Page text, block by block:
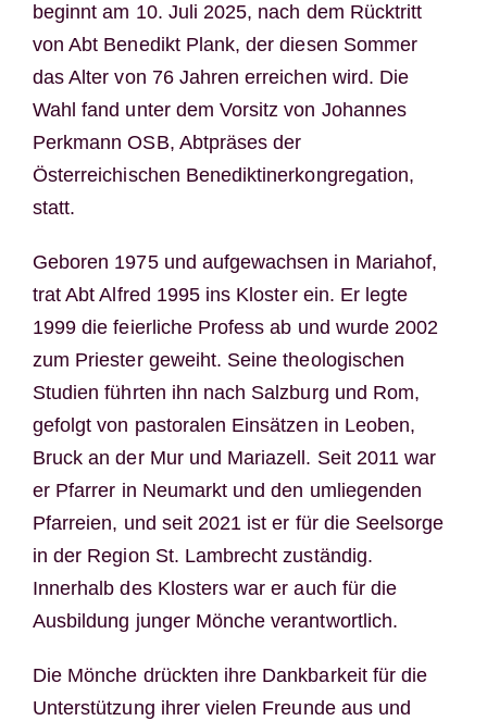
beginnt am 10. Juli 2025, nach dem Rücktritt
von Abt Benedikt Plank, der diesen Sommer
das Alter von 76 Jahren erreichen wird. Die
Wahl fand unter dem Vorsitz von Johannes
Perkmann OSB, Abtpräses der
Österreichischen Benediktinerkongregation,
statt.
Geboren 1975 und aufgewachsen in Mariahof,
trat Abt Alfred 1995 ins Kloster ein. Er legte
1999 die feierliche Profess ab und wurde 2002
zum Priester geweiht. Seine theologischen
Studien führten ihn nach Salzburg und Rom,
gefolgt von pastoralen Einsätzen in Leoben,
Bruck an der Mur und Mariazell. Seit 2011 war
er Pfarrer in Neumarkt und den umliegenden
Pfarreien, und seit 2021 ist er für die Seelsorge
in der Region St. Lambrecht zuständig.
Innerhalb des Klosters war er auch für die
Ausbildung junger Mönche verantwortlich.
Die Mönche drückten ihre Dankbarkeit für die
Unterstützung ihrer vielen Freunde aus und